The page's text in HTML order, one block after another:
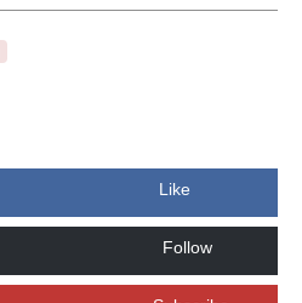
Like
Follow